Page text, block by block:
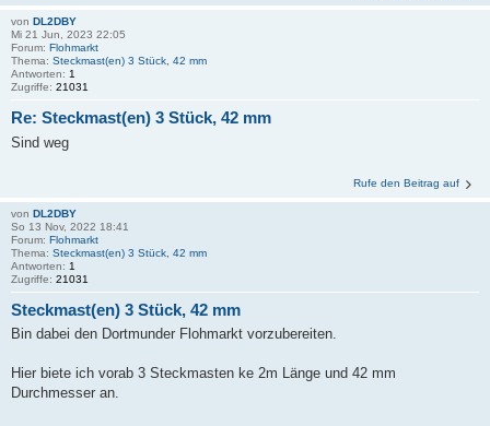
von DL2DBY
Mi 21 Jun, 2023 22:05
Forum: Flohmarkt
Thema: Steckmast(en) 3 Stück, 42 mm
Antworten: 1
Zugriffe: 21031
Re: Steckmast(en) 3 Stück, 42 mm
Sind weg
Rufe den Beitrag auf
von DL2DBY
So 13 Nov, 2022 18:41
Forum: Flohmarkt
Thema: Steckmast(en) 3 Stück, 42 mm
Antworten: 1
Zugriffe: 21031
Steckmast(en) 3 Stück, 42 mm
Bin dabei den Dortmunder Flohmarkt vorzubereiten.
Hier biete ich vorab 3 Steckmasten ke 2m Länge und 42 mm
Durchmesser an.